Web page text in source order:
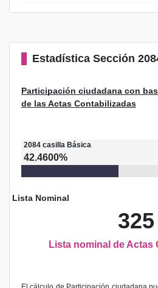
Estadística Sección
Participación ciudadana con
de las Actas Contabilizadas
2084 casilla Básica
42.4600%
Lista Nominal
325
Lista nominal de Actas